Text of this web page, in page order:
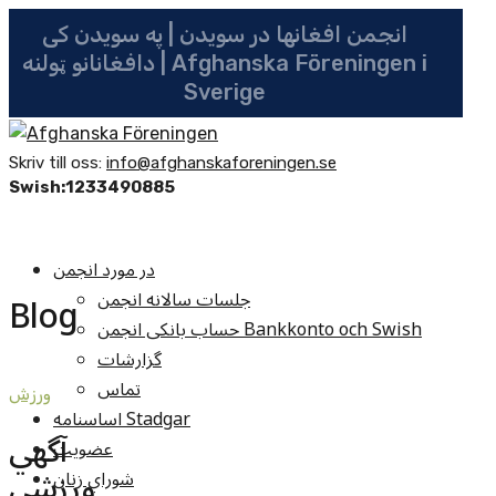
انجمن افغانها در سویدن | په سویدن کی
دافغانانو ټولنه | Afghanska Föreningen i
Sverige
Skriv till oss: info@afghanskaforeningen.se
Swish:1233490885
در مورد انجمن
جلسات سالانه انجمن
حساب بانکی انجمن Bankkonto och Swish
گزارشات
تماس
اساسنامه Stadgar
عضویت
شوراي زنان
Blog
ورزش
آگهي